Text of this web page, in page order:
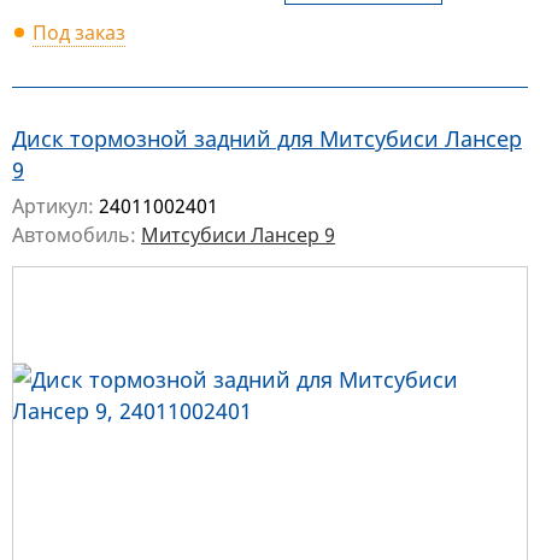
Под заказ
Диск тормозной задний для Митсубиси Лансер
9
Артикул: 24011002401
Автомобиль: Митсубиси Лансер 9